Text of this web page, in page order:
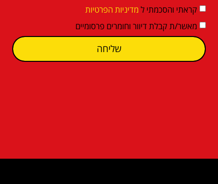
קראתי והסכמתי ל מדיניות הפרטיות
מאשר/ת קבלת דיוור וחומרים פרסומיים
שליחה